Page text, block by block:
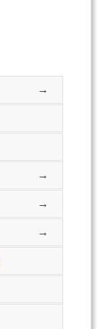
→
→
→
→